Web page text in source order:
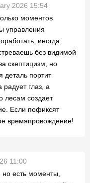
2026 15:54
моментов
управления
иногда
без видимой
скептицизм, но
деталь портит
радует глаз, а
лесам создает
Если пофиксят
времяпровождение!
11:00
есть моменты,